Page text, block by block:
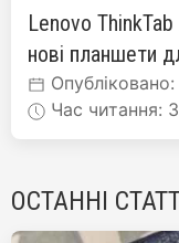
Lenovo
нові планшети
Час читання:
ОСТАННІ